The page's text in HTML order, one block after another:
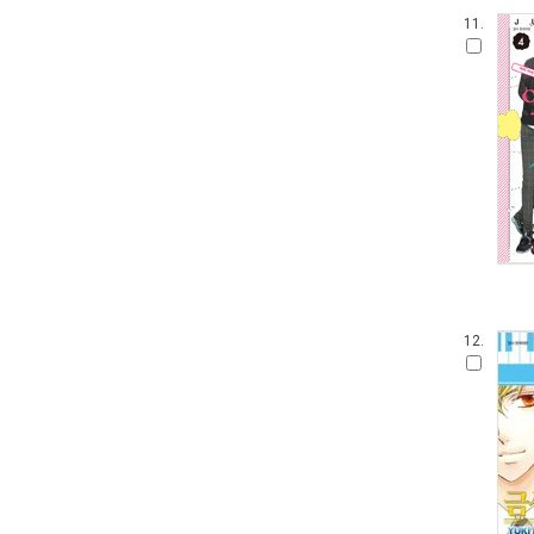
11.
12.